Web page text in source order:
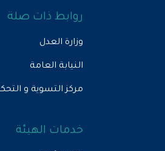
روابط ذات صلة
وزارة العدل
النيابة العامة
مركز التسوية و التحكيم
خدمات الهيئة